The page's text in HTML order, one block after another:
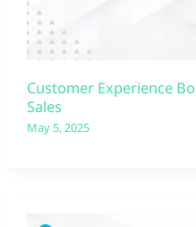
Customer Experience
Sales
May 5, 2025